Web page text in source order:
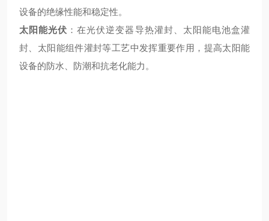
设备的绝缘性能和稳定性。
太阳能光伏 ：在光伏逆变器导热灌封、太阳能电池盒灌
封、太阳能组件灌封等工艺中发挥重要作用，提高太阳能
设备的防水、防潮和抗老化能力。